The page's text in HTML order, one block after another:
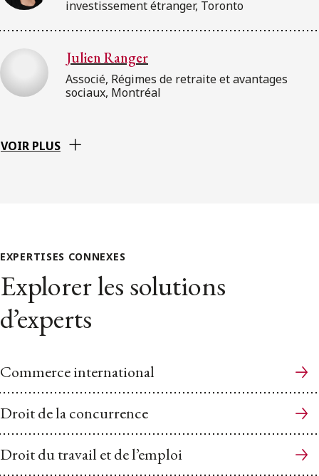
investissement étranger, Toronto
Julien Ranger
Associé, Régimes de retraite et avantages
sociaux, Montréal
VOIR PLUS
EXPERTISES CONNEXES
Explorer les solutions
d’experts
Commerce international
Droit de la concurrence
Droit du travail et de l’emploi